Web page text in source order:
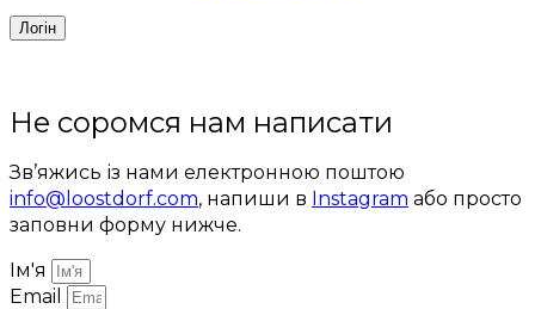
Не соромся нам написати
Зв’яжись із нами електронною поштою
info@loostdorf.com, напиши в Instagram або просто
заповни форму нижче.
Ім'я
Email